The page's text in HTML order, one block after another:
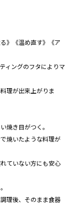
》《温め直す》《ア
ィングのフタによりマ
理が出来上がりま
焼き目がつく。
焼いたような料理が
ていない方にも安心
理後、そのまま食器